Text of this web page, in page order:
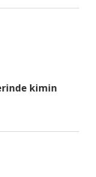
kimin